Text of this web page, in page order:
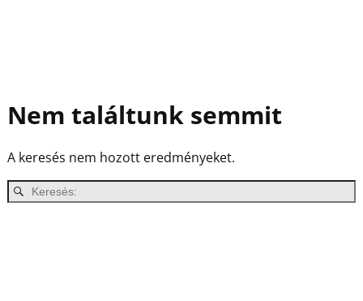
Nem találtunk semmit
A keresés nem hozott eredményeket.